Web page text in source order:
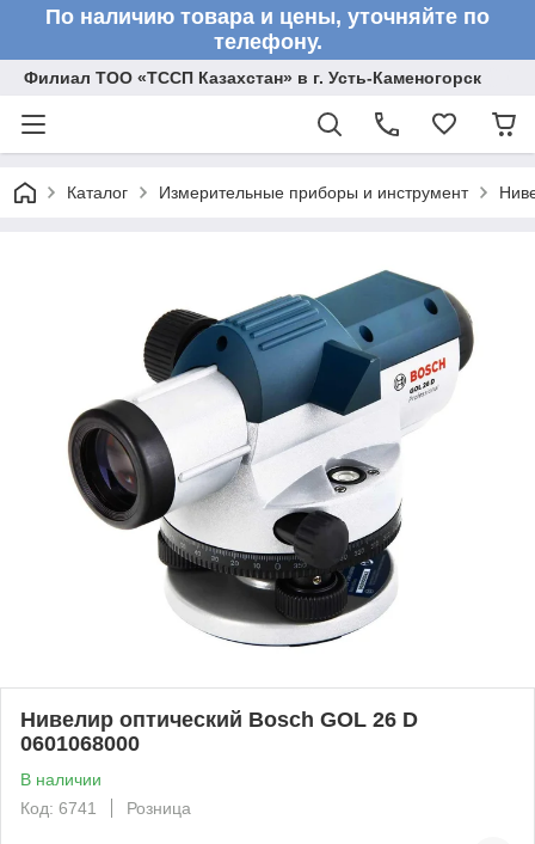
По наличию товара и цены, уточняйте по
телефону.
Филиал ТОО «ТССП Казахстан» в г. Усть-Каменогорск
Каталог Измерительные приборы и инструмент
Нивелир оптический Bosch GOL 26 D
0601068000
В наличии
Код: 6741
Розница